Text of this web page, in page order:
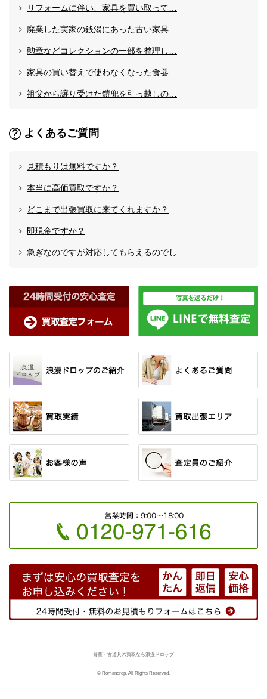
リフォームに伴い、家具を買い取って…
廃業した実家の銭湯にあった古い家具…
勲章などコレクションの一部を整理し…
家具の買い替えで使わなくなった食器…
祖父から譲り受けた鎧兜を引っ越しの…
よくあるご質問
見積もりは無料ですか？
本当に高価買取ですか？
どこまで出張買取に来てくれますか？
即現金ですか？
急ぎなのですが対応してもらえるのでし…
骨董・古道具の買取なら浪漫ドロップ
© Romandrop. All Rights Reserved.